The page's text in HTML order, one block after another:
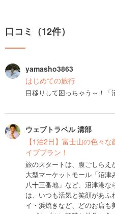
口コミ（12件）
yamasho3863
はじめての旅行
目移りして困っちゃう～！「
ウェブトラベル 溝部
【1泊2日】富士山の色々
イブプラン！
旅のスタートは、腹ごしらえ
大型マーケットモール「沼
八十三番地」など、沼津港
は、いつも活気と笑顔があふ
イ・浜焼きなど、どのお店も